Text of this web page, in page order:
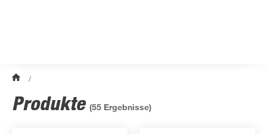
/
Produkte (55 Ergebnisse)